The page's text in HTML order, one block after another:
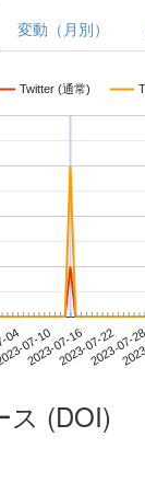
変動（月別）
Twitter (通常)
0407-10
2023-07-162023-07-22
2023-07-
ス (DOI)